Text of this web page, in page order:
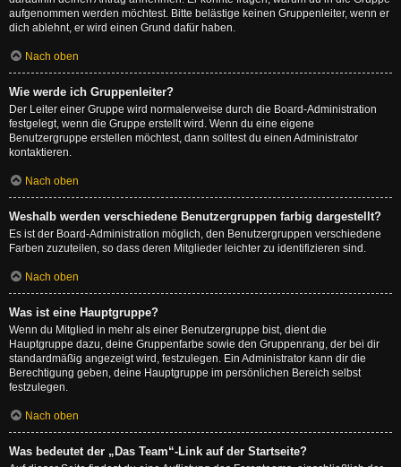
aufgenommen werden möchtest. Bitte belästige keinen Gruppenleiter, wenn er
dich ablehnt, er wird einen Grund dafür haben.
Nach oben
Wie werde ich Gruppenleiter?
Der Leiter einer Gruppe wird normalerweise durch die Board-Administration
festgelegt, wenn die Gruppe erstellt wird. Wenn du eine eigene
Benutzergruppe erstellen möchtest, dann solltest du einen Administrator
kontaktieren.
Nach oben
Weshalb werden verschiedene Benutzergruppen farbig dargestellt?
Es ist der Board-Administration möglich, den Benutzergruppen verschiedene
Farben zuzuteilen, so dass deren Mitglieder leichter zu identifizieren sind.
Nach oben
Was ist eine Hauptgruppe?
Wenn du Mitglied in mehr als einer Benutzergruppe bist, dient die
Hauptgruppe dazu, deine Gruppenfarbe sowie den Gruppenrang, der bei dir
standardmäßig angezeigt wird, festzulegen. Ein Administrator kann dir die
Berechtigung geben, deine Hauptgruppe im persönlichen Bereich selbst
festzulegen.
Nach oben
Was bedeutet der „Das Team“-Link auf der Startseite?